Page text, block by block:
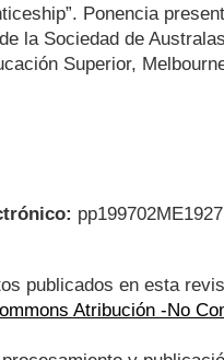
Ponencia
la Sociedad de
Superior,
publicados en esta
Atribución -No